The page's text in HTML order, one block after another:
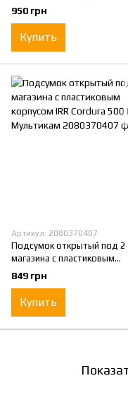
клапаномс IRR Cordura 500 D
Пиксель ММ-14
950 грн
Купить
Артикул: 2080370407
Подсумок открытый под 2
магазина с пластиковым
корпусом IRR Cordura 500 D
Мультикам
849 грн
Купить